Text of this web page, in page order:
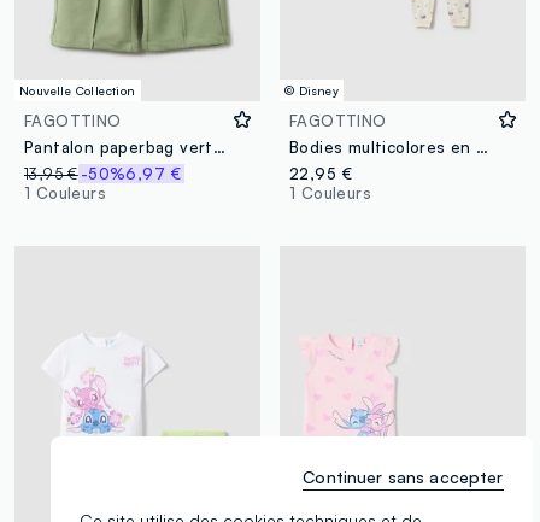
Nouvelle Collection
FAGOTTINO
Pantalon paperbag vert pour fille en coton extensible coupe regular
13,95 €-50%6,97 €
1 Couleurs
© Disney
FAGOTTINO
Bodies multicolores en pur coton à manches longues pour nourrissons
22,95 €
1 Couleurs
Continuer sans accepter